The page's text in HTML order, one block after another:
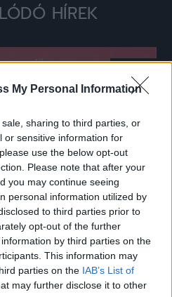
My Personal Information
sharing to third parties, or
or sensitive information for
use the below opt-out
Please note that after your
you may continue seeing
personal information utilized by
to third parties prior to
opt-out of the further
by third parties on the
This information may
parties on the IAB’s List of
may further disclose it to other
HÍREK
és állt élre az Újpest
szabott találattal vitte el
2026.08.08. |